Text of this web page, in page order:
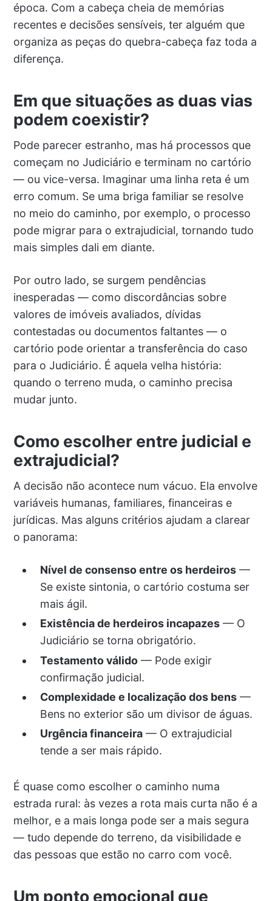
época. Com a cabeça cheia de memórias
recentes e decisões sensíveis, ter alguém que
organiza as peças do quebra-cabeça faz toda a
diferença.
Em que situações as duas vias
podem coexistir?
Pode parecer estranho, mas há processos que
começam no Judiciário e terminam no cartório
— ou vice-versa. Imaginar uma linha reta é um
erro comum. Se uma briga familiar se resolve
no meio do caminho, por exemplo, o processo
pode migrar para o extrajudicial, tornando tudo
mais simples dali em diante.
Por outro lado, se surgem pendências
inesperadas — como discordâncias sobre
valores de imóveis avaliados, dívidas
contestadas ou documentos faltantes — o
cartório pode orientar a transferência do caso
para o Judiciário. É aquela velha história:
quando o terreno muda, o caminho precisa
mudar junto.
Como escolher entre judicial e
extrajudicial?
A decisão não acontece num vácuo. Ela envolve
variáveis humanas, familiares, financeiras e
jurídicas. Mas alguns critérios ajudam a clarear
o panorama:
Nível de consenso entre os herdeiros—
Se existe sintonia, o cartório costuma ser
mais ágil.
Existência de herdeiros incapazes— O
Judiciário se torna obrigatório.
Testamento válido— Pode exigir
confirmação judicial.
Complexidade e localização dos bens—
Bens no exterior são um divisor de águas.
Urgência financeira— O extrajudicial
tende a ser mais rápido.
É quase como escolher o caminho numa
estrada rural: às vezes a rota mais curta não é a
melhor, e a mais longa pode ser a mais segura
— tudo depende do terreno, da visibilidade e
das pessoas que estão no carro com você.
Um ponto emocional que